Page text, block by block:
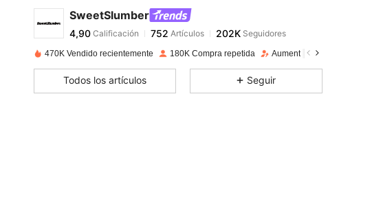
SweetSlumber
4,90 Calificación 752Artículos
B***mpagadoHace 1 día
470K Vendido recientemente 180K Compra repetida Aumento de seguidores
Todos los artículos Seguir